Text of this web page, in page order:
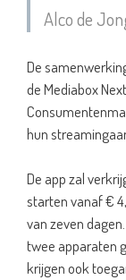
Alco de
De
de Mediabox
hun
De app zal
starten vanaf €
van zeven
twee apparaten
krijgen ook